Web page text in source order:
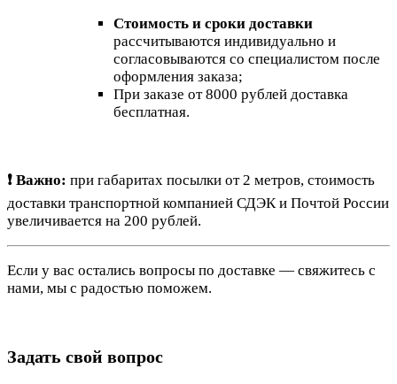
Стоимость и сроки доставки
рассчитываются индивидуально и
согласовываются со специалистом после
оформления заказа;
При заказе от 8000 рублей доставка
бесплатная.
❗ Важно: при габаритах посылки от 2 метров, стоимость
доставки транспортной компанией СДЭК и Почтой России
увеличивается на 200 рублей.
Если у вас остались вопросы по доставке — свяжитесь с
нами, мы с радостью поможем.
Задать свой вопрос